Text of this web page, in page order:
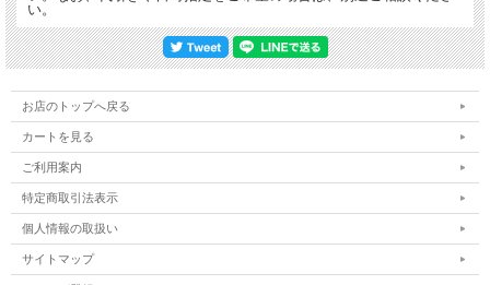
下水道事業により、きれいな水(川や海)を保てているというイメージです！
い。
お店のトップへ戻る
カートを見る
ご利用案内
特定商取引法表示
個人情報の取扱い
サイトマップ